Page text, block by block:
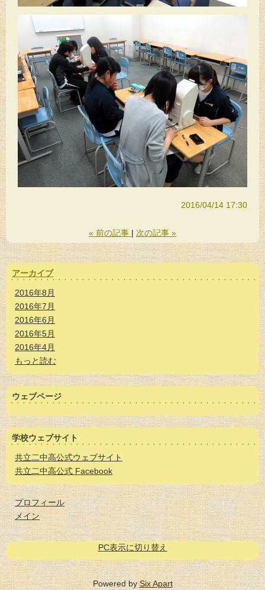
2016/04/14 17:30
« 前の記事 次の記事 »
アーカイブ
2016年8月
2016年7月
2016年6月
2016年5月
2016年4月
もっと読む
ウェブページ
学校ウェブサイト
共立二中高公式ウェブサイト
共立二中高公式 Facebook
プロフィール
メイン
PC表示に切り替え
Powered bySix Apart